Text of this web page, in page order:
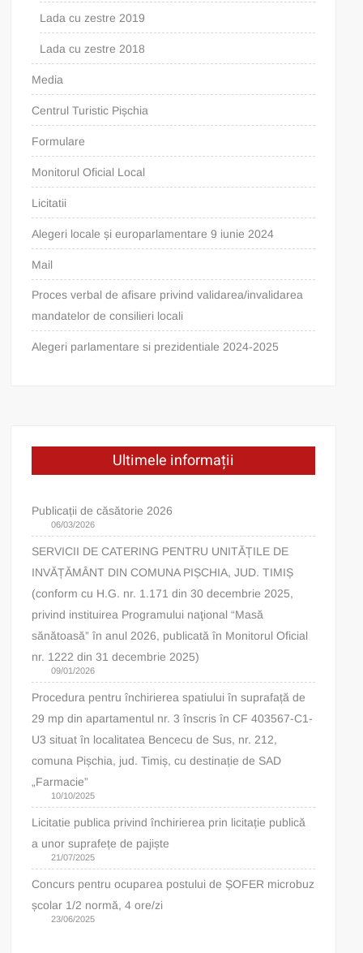
Lada cu zestre 2019
Lada cu zestre 2018
Media
Centrul Turistic Pișchia
Formulare
Monitorul Oficial Local
Licitatii
Alegeri locale și europarlamentare 9 iunie 2024
Mail
Proces verbal de afisare privind validarea/invalidarea
mandatelor de consilieri locali
Alegeri parlamentare si prezidentiale 2024-2025
Ultimele informații
Publicații de căsătorie 2026
06/03/2026
SERVICII DE CATERING PENTRU UNITĂȚILE DE
INVĂȚĂMÂNT DIN COMUNA PIȘCHIA, JUD. TIMIȘ
(conform cu H.G. nr. 1.171 din 30 decembrie 2025,
privind instituirea Programului naţional “Masă
sănătoasă” în anul 2026, publicată în Monitorul Oficial
nr. 1222 din 31 decembrie 2025)
09/01/2026
Procedura pentru închirierea spatiului în suprafață de
29 mp din apartamentul nr. 3 înscris în CF 403567-C1-
U3 situat în localitatea Bencecu de Sus, nr. 212,
comuna Pișchia, jud. Timiș, cu destinație de SAD
„Farmacie”
10/10/2025
Licitatie publica privind închirierea prin licitație publică
a unor suprafețe de pajiște
21/07/2025
Concurs pentru ocuparea postului de ȘOFER microbuz
școlar 1/2 normă, 4 ore/zi
23/06/2025